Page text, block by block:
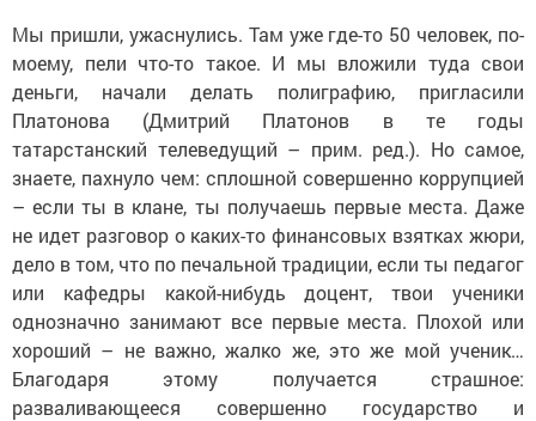
Мы пришли, ужаснулись. Там уже где-то 50 человек, по-
моему, пели что-то такое. И мы вложили туда свои
деньги, начали делать полиграфию, пригласили
Платонова (Дмитрий Платонов в те годы
татарстанский телеведущий – прим. ред.). Но самое,
знаете, пахнуло чем: сплошной совершенно коррупцией
– если ты в клане, ты получаешь первые места. Даже
не идет разговор о каких-то финансовых взятках жюри,
дело в том, что по печальной традиции, если ты педагог
или кафедры какой-нибудь доцент, твои ученики
однозначно занимают все первые места. Плохой или
хороший – не важно, жалко же, это же мой ученик…
Благодаря этому получается страшное:
разваливающееся совершенно государство и